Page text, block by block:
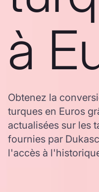
à
Obtenez la
turques en Euros
actualisées sur les
fournies par
l'accès à